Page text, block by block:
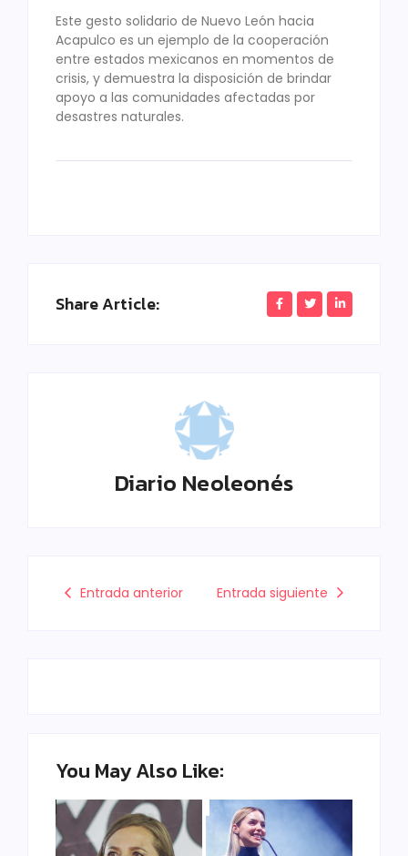
Este gesto solidario de Nuevo León hacia
Acapulco es un ejemplo de la cooperación
entre estados mexicanos en momentos de
crisis, y demuestra la disposición de brindar
apoyo a las comunidades afectadas por
desastres naturales.
Share Article:
Diario Neoleonés
Entrada anterior Entrada siguiente
You May Also Like: